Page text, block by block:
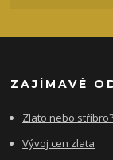
ZAJÍMAVÉ
Zlato nebo stříbro?
Vývoj cen zlata